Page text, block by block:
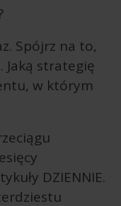
Spójrz na to,
Jaką strategię
w którym
DZIENNIE.